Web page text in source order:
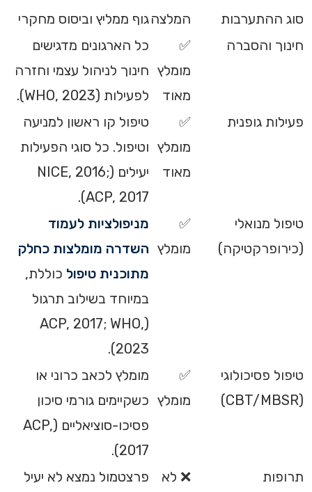
סוג ההתערבות המלצהגוף ממליץ וביסוס מחקרי
חינוך והסברה
✅
מומלץ
מאוד
כל הארגונים מדגישים
חינוך לניהול עצמי וחזרה
לפעילות (WHO, 2023).
פעילות גופנית
✅
מומלץ
מאוד
טיפול קו ראשון למניעה
וטיפול. כל סוגי הפעילות
יעילים (NICE, 2016;
ACP, 2017).
טיפול מנואלי
(כירופרקטיקה)
✅
מומלץ
מניפולציות לעמוד
השדרה מומלצות כחלק
מתוכנית טיפול כוללת,
במיוחד בשילוב תרגול
(ACP, 2017; WHO,
2023).
טיפול פסיכולוגי
(CBT/MBSR)
✅
מומלץ
מומלץ לכאב כרוני או
כשקיימים גורמי סיכון
פסיכו-סוציאליים (ACP,
2017).
תרופות
❌ לא
פרצטמול נמצא לא יעיל